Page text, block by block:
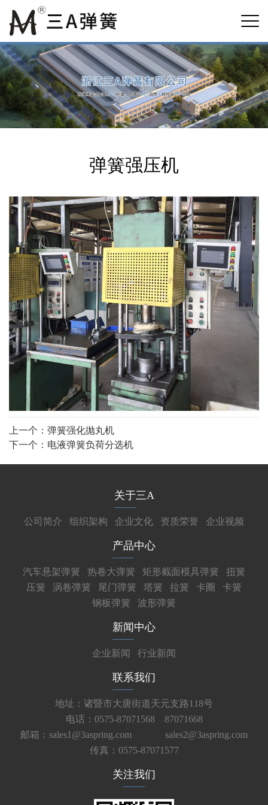
弹簧强压机
上一个： 弹簧强化抛丸机
下一个： 电液弹簧负荷分选机
关于三A
公司简介 组织架构 企业文化 资质荣誉 企业视频
产品中心
汽车悬架弹簧 热卷大弹簧 矩形截面模具弹簧
扭簧
压簧
涡卷弹簧 尾门弹簧 塔簧 拉簧 卡圈
卡簧
钢板弹簧
波形弹簧
新闻中心
企业新闻 行业新闻
联系我们
地址：诸暨市大唐街道天元支路118号
电话：0575-87071568 87071668
邮箱：sales1@3aspring.com
sales2@3aspring.com
传真：0575-87071577
关注我们